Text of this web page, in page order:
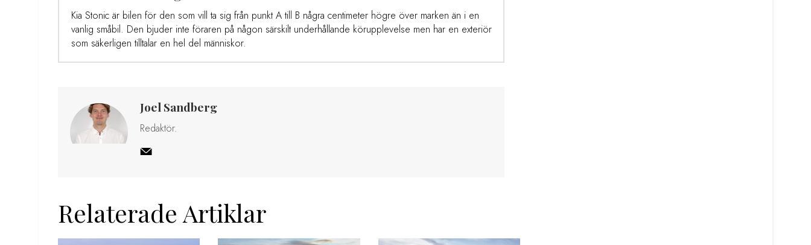
Kia Stonic är bilen för den som vill ta sig från punkt A till B några centimeter högre över marken än i en
vanlig småbil. Den bjuder inte föraren på någon särskilt underhållande körupplevelse men har en exteriör
som säkerligen tilltalar en hel del människor.
Joel Sandberg
Redaktör.
Relaterade Artiklar